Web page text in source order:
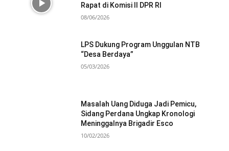
Rapat di Komisi II DPR RI
08/06/2026
LPS Dukung Program Unggulan NTB
“Desa Berdaya”
05/03/2026
Masalah Uang Diduga Jadi Pemicu,
Sidang Perdana Ungkap Kronologi
Meninggalnya Brigadir Esco
10/02/2026